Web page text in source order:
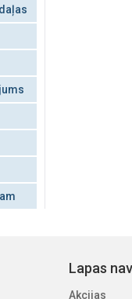
Lapas
Akcijas